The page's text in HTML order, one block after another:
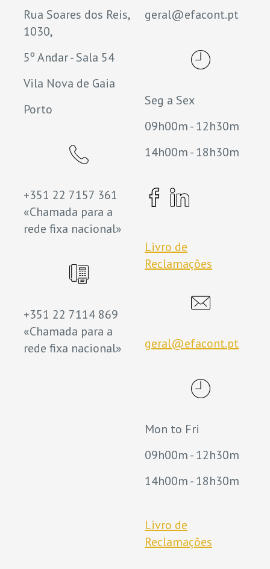
Rua Soares dos Reis,
1030,
5º Andar - Sala 54
Vila Nova de Gaia
Porto
+351 22 7157 361
«Chamada para a
rede fixa nacional»
+351 22 7114 869
«Chamada para a
rede fixa nacional»
geral@efacont.pt
Seg a Sex
09h00m - 12h30m
14h00m - 18h30m
Livro de
Reclamações
geral@efacont.pt
Mon to Fri
09h00m - 12h30m
14h00m - 18h30m
Livro de
Reclamações